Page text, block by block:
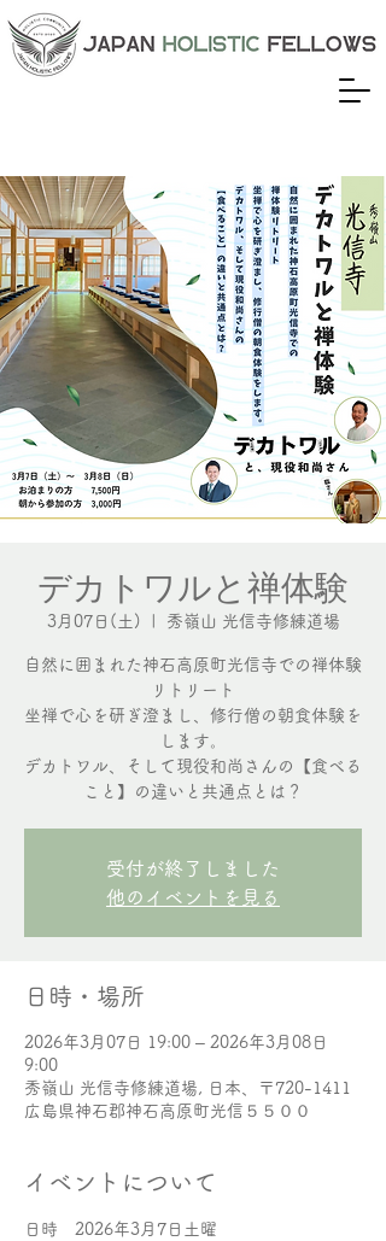
デカトワルと禅体験
3月07日(土) 秀嶺山 光信寺修練道場
自然に囲まれた神石高原町光信寺での禅体験
リトリート
坐禅で心を研ぎ澄まし、修行僧の朝食体験を
します。
デカトワル、そして現役和尚さんの【食べる
こと】の違いと共通点とは？
受付が終了しました
他のイベントを見る
日時・場所
2026年3月07日 19:00 – 2026年3月08日
9:00
秀嶺山 光信寺修練道場, 日本、〒720-1411
広島県神石郡神石高原町光信５５００
イベントについて
日時　2026年3月7日土曜